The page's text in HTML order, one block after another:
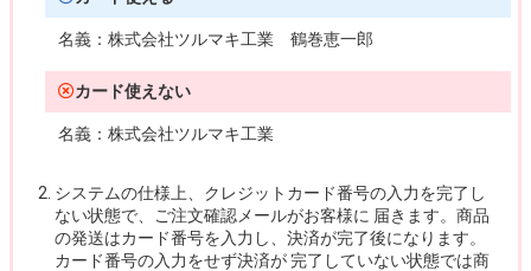
名義：株式会社ツルマキ工業 鶴巻恵一郎
カード使えない
名義：株式会社ツルマキ工業
システムの仕様上、クレジットカード番号の入力を完了し
ない状態で、ご注文確認メールがお客様に 届きます。商品
の発送はカード番号を入力し、決済が完了後になります。
カード番号の入力をせず決済が 完了していない状態では商